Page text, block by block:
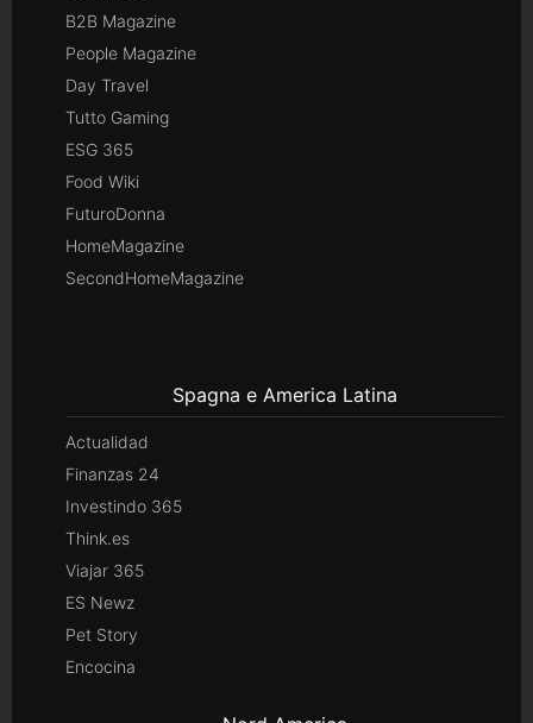
B2B Magazine
People Magazine
Day Travel
Tutto Gaming
ESG 365
Food Wiki
FuturoDonna
HomeMagazine
SecondHomeMagazine
Spagna e America Latina
Actualidad
Finanzas 24
Investindo 365
Think.es
Viajar 365
ES Newz
Pet Story
Encocina